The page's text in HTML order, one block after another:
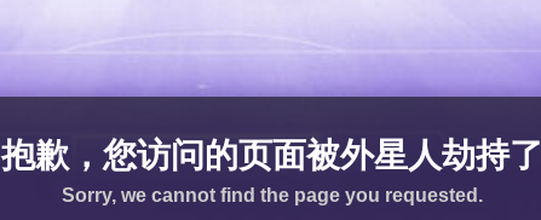
抱歉，您访问的页面被外星人劫持了
Sorry, we cannot find the page you requested.